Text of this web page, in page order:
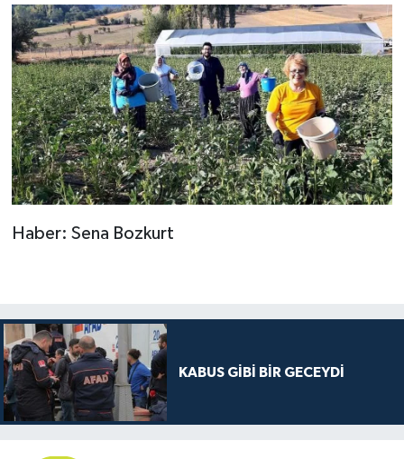
Haber: Sena Bozkurt
KABUS GİBİ BİR GECEYDİ